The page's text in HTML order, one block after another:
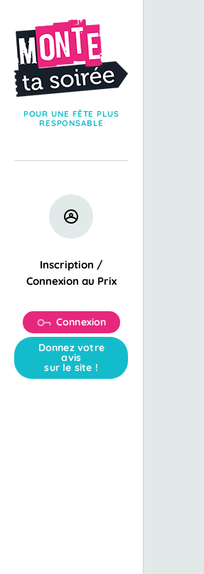
POUR UNE FÊTE PLUS
RESPONSABLE
Inscription /
Connexion au Prix
Connexion
Donnez votre
avis
sur le site !